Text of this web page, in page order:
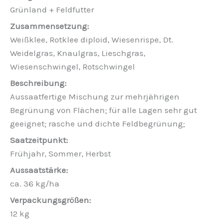
Grünland + Feldfutter
Weißklee, Rotklee diploid, Wiesenrispe, Dt.
Weidelgras, Knaulgras, Lieschgras,
Wiesenschwingel, Rotschwingel
Aussaatfertige Mischung zur mehrjährigen
Begrünung von Flächen; für alle Lagen sehr gut
geeignet; rasche und dichte Feldbegrünung;
Frühjahr, Sommer, Herbst
ca. 36 kg/ha
12 kg